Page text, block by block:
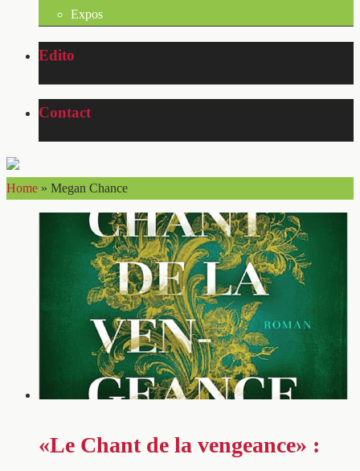
Expos
Edito
Contact
Home » Megan Chance
«Le Chant de la vengeance» :